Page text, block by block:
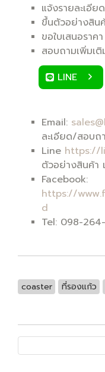
แจ้งรายละเอียด
ขึ้นตัวอย่างสิน
ขอใบเสนอราคา
สอบถามเพิ่มเ
LINE
Email:
ละเอียด/สอบ
Line https://
ตัวอย่างสินค้า
Facebook:
https://
d
Tel: 098-
coaster ที่รองแก้ว